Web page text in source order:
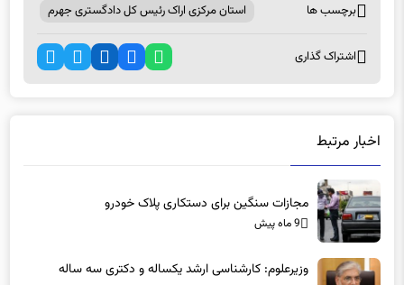
برچسب ها استان مرکزی اراک رئیس کل دادگستری جهرم
اشتراک گذاری
اخبار مرتبط
مجازات سنگین برای دستکاری پلاک خودرو
9 ماه پیش
وزیرعلوم: کارشناسی ارشد یکساله و دکتری سه ساله